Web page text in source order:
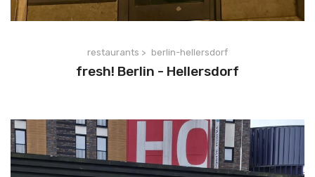
restaurants > berlin-hellersdorf
fresh! Berlin - Hellersdorf